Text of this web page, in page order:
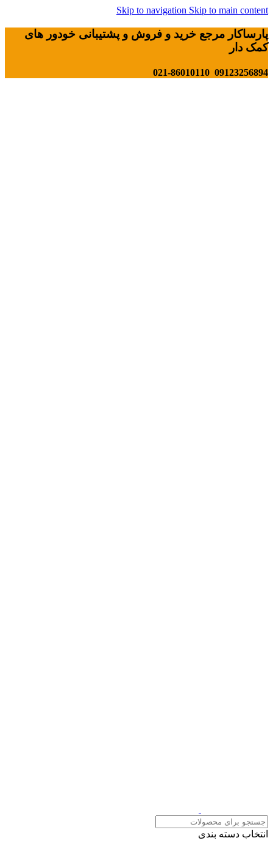
Skip to navigation Skip to main content
پارساکار مرجع خرید و فروش و پشتیبانی خودور های
کمک دار
09123256894 021-86010110
انتخاب دسته بندی